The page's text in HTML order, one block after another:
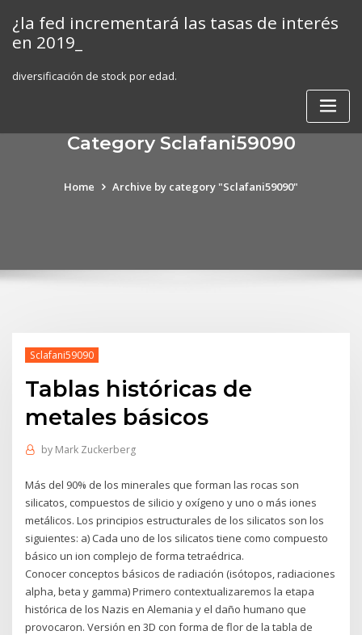
content
¿la fed incrementará las tasas de interés
en 2019_
diversificación de stock por edad.
Category Sclafani59090
Home Archive by category "Sclafani59090"
Sclafani59090
Tablas históricas de
metales básicos
by Mark Zuckerberg
Más del 90% de los minerales que forman las rocas son
silicatos, compuestos de silicio y oxígeno y uno o más iones
metálicos. Los principios estructurales de los silicatos son los
siguientes: a) Cada uno de los silicatos tiene como compuesto
básico un ion complejo de forma tetraédrica.
Conocer conceptos básicos de radiación (isótopos, radiaciones
alpha, beta y gamma) Primero contextualizaremos la etapa
histórica de los Nazis en Alemania y el daño humano que
provocaron. Versión en 3D con forma de flor de la tabla de